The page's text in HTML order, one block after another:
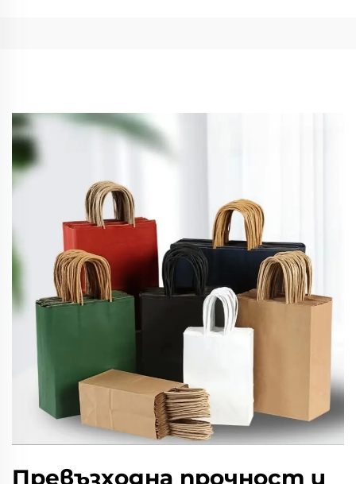
Превъзходна прочност и